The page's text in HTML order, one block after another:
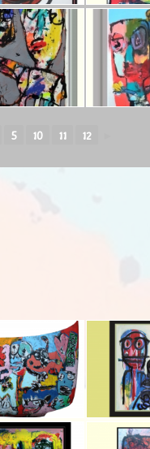
5 10 11 12